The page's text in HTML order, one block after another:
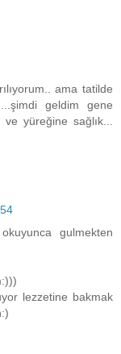
ama tatilde
geldim gene
yüreğine sağlık...
gulmekten
lezzetine bakmak